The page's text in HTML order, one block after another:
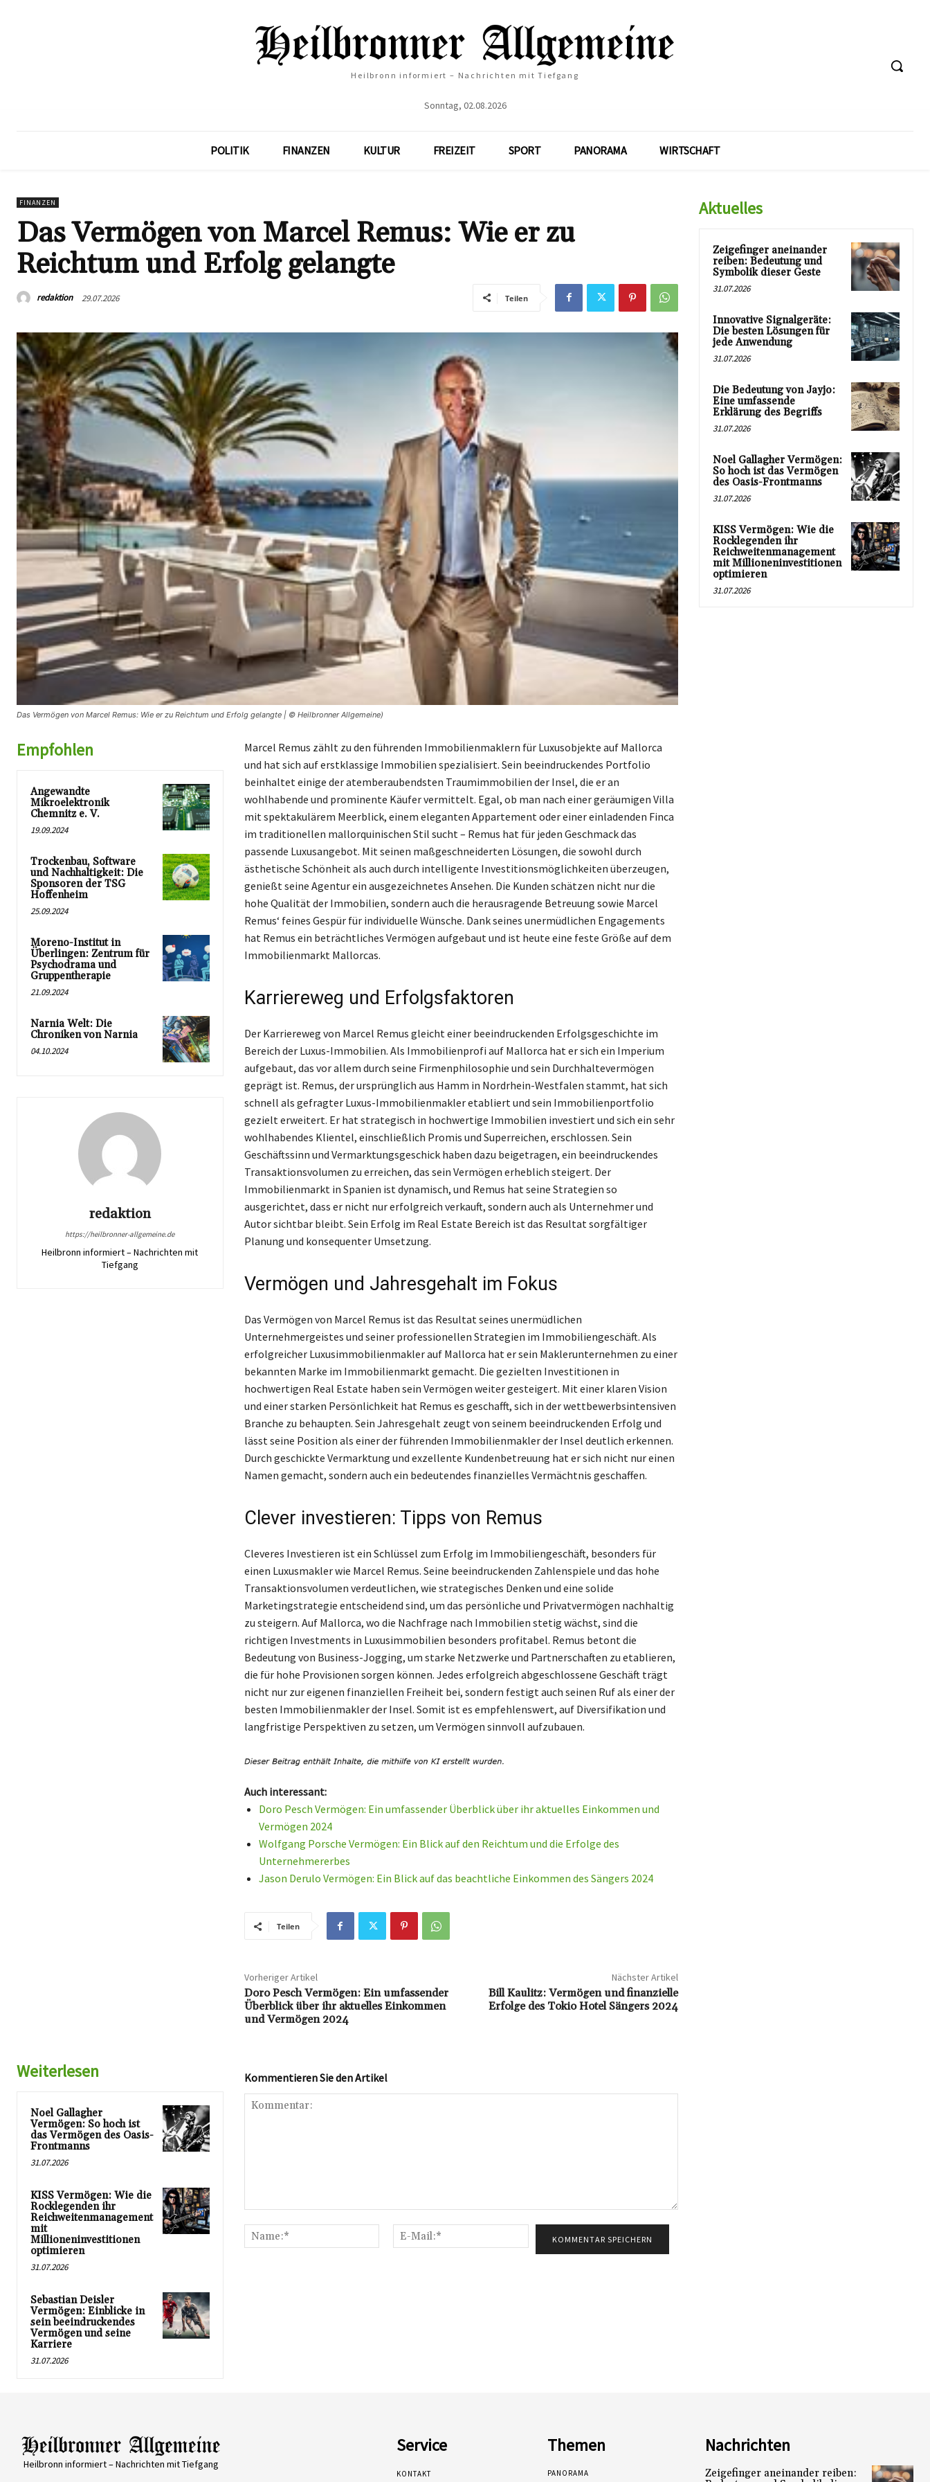
Heilbronn informiert – Nachrichten mit Tiefgang
Sonntag, 02.08.2026
POLITIK FINANZEN KULTUR FREIZEIT SPORT PANORAMA WIRTSCHAFT
FINANZEN
Das Vermögen von Marcel Remus: Wie er zu
Reichtum und Erfolg gelangte
redaktion 29.07.2026 Teilen
Das Vermögen von Marcel Remus: Wie er zu Reichtum und Erfolg gelangte | © Heilbronner Allgemeine)
Empfohlen
Angewandte
Mikroelektronik
Chemnitz e. V.
19.09.2024
Trockenbau, Software
und Nachhaltigkeit: Die
Sponsoren der TSG
Hoffenheim
25.09.2024
Moreno-Institut in
Überlingen: Zentrum für
Psychodrama und
Gruppentherapie
21.09.2024
Narnia Welt: Die
Chroniken von Narnia
04.10.2024
redaktion
https://heilbronner-allgemeine.de
Heilbronn informiert – Nachrichten mit
Tiefgang
Marcel Remus zählt zu den führenden Immobilienmaklern für Luxusobjekte auf Mallorca
und hat sich auf erstklassige Immobilien spezialisiert. Sein beeindruckendes Portfolio
beinhaltet einige der atemberaubendsten Traumimmobilien der Insel, die er an
wohlhabende und prominente Käufer vermittelt. Egal, ob man nach einer geräumigen Villa
mit spektakulärem Meerblick, einem eleganten Appartement oder einer einladenden Finca
im traditionellen mallorquinischen Stil sucht – Remus hat für jeden Geschmack das
passende Luxusangebot. Mit seinen maßgeschneiderten Lösungen, die sowohl durch
ästhetische Schönheit als auch durch intelligente Investitionsmöglichkeiten überzeugen,
genießt seine Agentur ein ausgezeichnetes Ansehen. Die Kunden schätzen nicht nur die
hohe Qualität der Immobilien, sondern auch die herausragende Betreuung sowie Marcel
Remus‘ feines Gespür für individuelle Wünsche. Dank seines unermüdlichen Engagements
hat Remus ein beträchtliches Vermögen aufgebaut und ist heute eine feste Größe auf dem
Immobilienmarkt Mallorcas.
Karriereweg und Erfolgsfaktoren
Der Karriereweg von Marcel Remus gleicht einer beeindruckenden Erfolgsgeschichte im
Bereich der Luxus-Immobilien. Als Immobilienprofi auf Mallorca hat er sich ein Imperium
aufgebaut, das vor allem durch seine Firmenphilosophie und sein Durchhaltevermögen
geprägt ist. Remus, der ursprünglich aus Hamm in Nordrhein-Westfalen stammt, hat sich
schnell als gefragter Luxus-Immobilienmakler etabliert und sein Immobilienportfolio
gezielt erweitert. Er hat strategisch in hochwertige Immobilien investiert und sich ein sehr
wohlhabendes Klientel, einschließlich Promis und Superreichen, erschlossen. Sein
Geschäftssinn und Vermarktungsgeschick haben dazu beigetragen, ein beeindruckendes
Transaktionsvolumen zu erreichen, das sein Vermögen erheblich steigert. Der
Immobilienmarkt in Spanien ist dynamisch, und Remus hat seine Strategien so
ausgerichtet, dass er nicht nur erfolgreich verkauft, sondern auch als Unternehmer und
Autor sichtbar bleibt. Sein Erfolg im Real Estate Bereich ist das Resultat sorgfältiger
Planung und konsequenter Umsetzung.
Vermögen und Jahresgehalt im Fokus
Das Vermögen von Marcel Remus ist das Resultat seines unermüdlichen
Unternehmergeistes und seiner professionellen Strategien im Immobiliengeschäft. Als
erfolgreicher Luxusimmobilienmakler auf Mallorca hat er sein Maklerunternehmen zu einer
bekannten Marke im Immobilienmarkt gemacht. Die gezielten Investitionen in
hochwertigen Real Estate haben sein Vermögen weiter gesteigert. Mit einer klaren Vision
und einer starken Persönlichkeit hat Remus es geschafft, sich in der wettbewerbsintensiven
Branche zu behaupten. Sein Jahresgehalt zeugt von seinem beeindruckenden Erfolg und
lässt seine Position als einer der führenden Immobilienmakler der Insel deutlich erkennen.
Durch geschickte Vermarktung und exzellente Kundenbetreuung hat er sich nicht nur einen
Namen gemacht, sondern auch ein bedeutendes finanzielles Vermächtnis geschaffen.
Clever investieren: Tipps von Remus
Cleveres Investieren ist ein Schlüssel zum Erfolg im Immobiliengeschäft, besonders für
einen Luxusmakler wie Marcel Remus. Seine beeindruckenden Zahlenspiele und das hohe
Transaktionsvolumen verdeutlichen, wie strategisches Denken und eine solide
Marketingstrategie entscheidend sind, um das persönliche und Privatvermögen nachhaltig
zu steigern. Auf Mallorca, wo die Nachfrage nach Immobilien stetig wächst, sind die
richtigen Investments in Luxusimmobilien besonders profitabel. Remus betont die
Bedeutung von Business-Jogging, um starke Netzwerke und Partnerschaften zu etablieren,
die für hohe Provisionen sorgen können. Jedes erfolgreich abgeschlossene Geschäft trägt
nicht nur zur eigenen finanziellen Freiheit bei, sondern festigt auch seinen Ruf als einer der
besten Immobilienmakler der Insel. Somit ist es empfehlenswert, auf Diversifikation und
langfristige Perspektiven zu setzen, um Vermögen sinnvoll aufzubauen.
Auch interessant:
Doro Pesch Vermögen: Ein umfassender Überblick über ihr aktuelles Einkommen und
Vermögen 2024
Wolfgang Porsche Vermögen: Ein Blick auf den Reichtum und die Erfolge des
Unternehmererbes
Jason Derulo Vermögen: Ein Blick auf das beachtliche Einkommen des Sängers 2024
Teilen
Vorheriger Artikel
Doro Pesch Vermögen: Ein umfassender
Überblick über ihr aktuelles Einkommen
und Vermögen 2024
Nächster Artikel
Bill Kaulitz: Vermögen und finanzielle
Erfolge des Tokio Hotel Sängers 2024
Weiterlesen
Noel Gallagher
Vermögen: So hoch ist
das Vermögen des Oasis-
Frontmanns
31.07.2026
KISS Vermögen: Wie die
Rocklegenden ihr
Reichweitenmanagement
mit
Millioneninvestitionen
optimieren
31.07.2026
Sebastian Deisler
Vermögen: Einblicke in
sein beeindruckendes
Vermögen und seine
Karriere
31.07.2026
Kommentieren Sie den Artikel
Name:*
Mail:*
Aktuelles
Zeigefinger aneinander
reiben: Bedeutung und
Symbolik dieser Geste
31.07.2026
Innovative Signalgeräte:
Die besten Lösungen für
jede Anwendung
31.07.2026
Die Bedeutung von Jayjo:
Eine umfassende
Erklärung des Begriffs
31.07.2026
Noel Gallagher Vermögen:
So hoch ist das Vermögen
des Oasis-Frontmanns
31.07.2026
KISS Vermögen: Wie die
Rocklegenden ihr
Reichweitenmanagement
mit Millioneninvestitionen
optimieren
31.07.2026
Heilbronn informiert – Nachrichten mit Tiefgang
Service
KONTAKT
Themen
PANORAMA
Nachrichten
Zeigefinger aneinander reiben: